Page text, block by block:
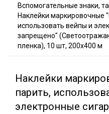
Вспомогательные знаки,
Наклейки маркировочные
использовать вейпы и
запрещено"
плeнка), 10 шт, 200x400 м
Наклейки
парить,
электронные